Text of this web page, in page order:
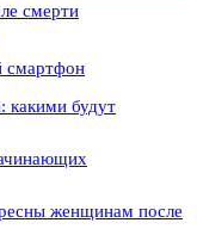
смерти
смартфон
какими будут
женщинам после